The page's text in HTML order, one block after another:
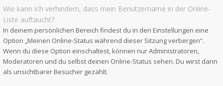
Wie kann ich verhindern, dass mein Benutzername in der Online-
Liste auftaucht?
In deinem persönlichen Bereich findest du in den Einstellungen eine
Option „Meinen Online-Status während dieser Sitzung verbergen“.
Wenn du diese Option einschaltest, können nur Administratoren,
Moderatoren und du selbst deinen Online-Status sehen. Du wirst dann
als unsichtbarer Besucher gezählt.